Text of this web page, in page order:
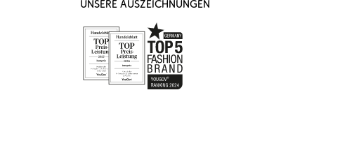
UNSERE AUSZEICHNUNGEN